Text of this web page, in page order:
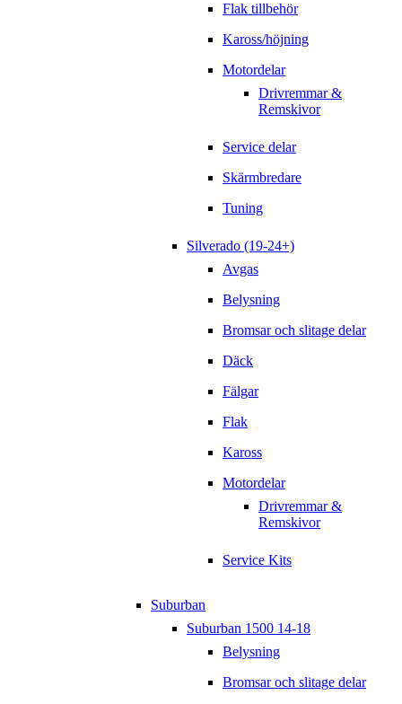
Flak tillbehör
Kaross/höjning
Motordelar
Drivremmar &
Remskivor
Service delar
Skärmbredare
Tuning
Silverado (19-24+)
Avgas
Belysning
Bromsar och slitage delar
Däck
Fälgar
Flak
Kaross
Motordelar
Drivremmar &
Remskivor
Service Kits
Suburban
Suburban 1500 14-18
Belysning
Bromsar och slitage delar